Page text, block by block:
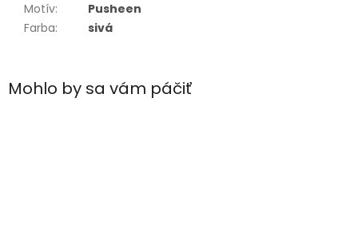
Mohlo by sa vám páčiť
Motív:
Pusheen
Farba: sivá